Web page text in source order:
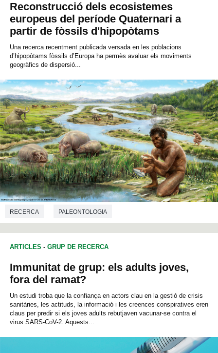
Reconstrucció dels ecosistemes
europeus del període Quaternari a
partir de fòssils d'hipopòtams
Una recerca recentment publicada versada en les poblacions
d’hipopòtams fòssils d’Europa ha permès avaluar els moviments
geogràfics de dispersió...
RECERCA PALEONTOLOGIA
ARTICLES - GRUP DE RECERCA
Immunitat de grup: els adults joves,
fora del ramat?
Un estudi troba que la confiança en actors clau en la gestió de crisis
sanitàries, les actituds, la informació i les creences conspiratives eren
claus per predir si els joves adults rebutjaven vacunar-se contra el
virus SARS-CoV-2. Aquests...